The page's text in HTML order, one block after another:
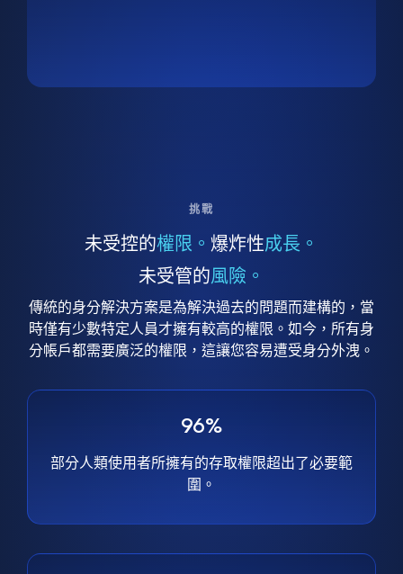
挑戰
未受控的權限。 爆炸性成長。
未受管的風險。
傳統的身分解決方案是為解決過去的問題而建構的，當
時僅有少數特定人員才擁有較高的權限。如今，所有身
分帳戶都需要廣泛的權限，這讓您容易遭受身分外洩。
96%
部分人類使用者所擁有的存取權限超出了必要範
圍。